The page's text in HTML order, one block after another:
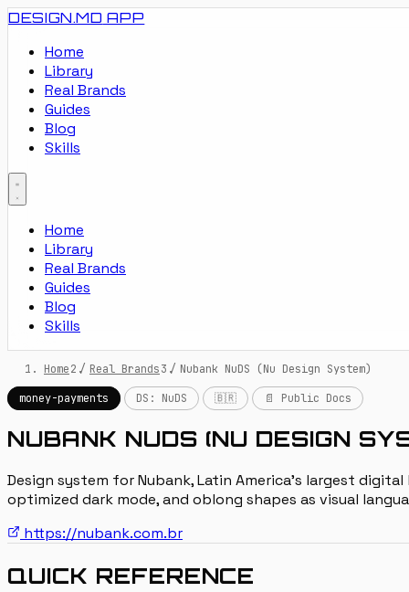
DESIGN.MD APP
Home
Library
Real Brands
Guides
Blog
Skills
Home
Library
Real Brands
Guides
Blog
Skills
Home / Real Brands / Nubank NuDS (Nu Design System)
money-payments
DS: NuDS 🇧🇷 📄 Public Docs
NUBANK NUDS (NU DESIGN
Design system for Nubank, Latin America's largest
optimized dark mode, and oblong shapes as visual
https://nubank.com.br
QUICK REFERENCE